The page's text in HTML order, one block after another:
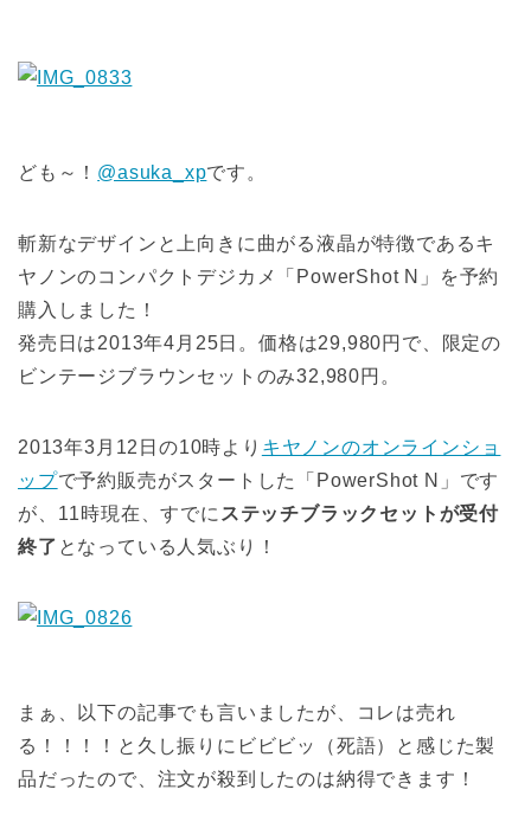
ども～！ @asuka_xpです。
斬新なデザインと上向きに曲がる液晶が特徴であるキ
ヤノンのコンパクトデジカメ「PowerShot N」を予約
購入しました！
発売日は2013年4月25日。価格は29,980円で、限定の
ビンテージブラウンセットのみ32,980円。
2013年3月12日の10時より キヤノンのオンラインショ
ップで予約販売がスタートした「PowerShot N」です
が、11時現在、すでにステッチブラックセットが受付
終了 となっている人気ぶり！
まぁ、以下の記事でも言いましたが、コレは売れ
る！！！！と久し振りにビビビッ（死語）と感じた製
品だったので、注文が殺到したのは納得できます！